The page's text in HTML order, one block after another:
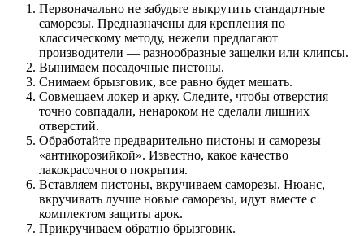
Первоначально не забудьте выкрутить стандартные
саморезы. Предназначены для крепления по
классическому методу, нежели предлагают
производители — разнообразные защелки или клипсы.
Вынимаем посадочные пистоны.
Снимаем брызговик, все равно будет мешать.
Совмещаем локер и арку. Следите, чтобы отверстия
точно совпадали, ненароком не сделали лишних
отверстий.
Обработайте предварительно пистоны и саморезы
«антикорозийкой». Известно, какое качество
лакокрасочного покрытия.
Вставляем пистоны, вкручиваем саморезы. Нюанс,
вкручивать лучше новые саморезы, идут вместе с
комплектом защиты арок.
Прикручиваем обратно брызговик.